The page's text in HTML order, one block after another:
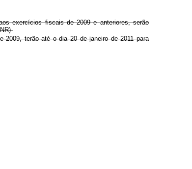
exercícios fiscais de 2009 e anteriores, serão
2009, terão até o dia 20 de janeiro de 2011 para